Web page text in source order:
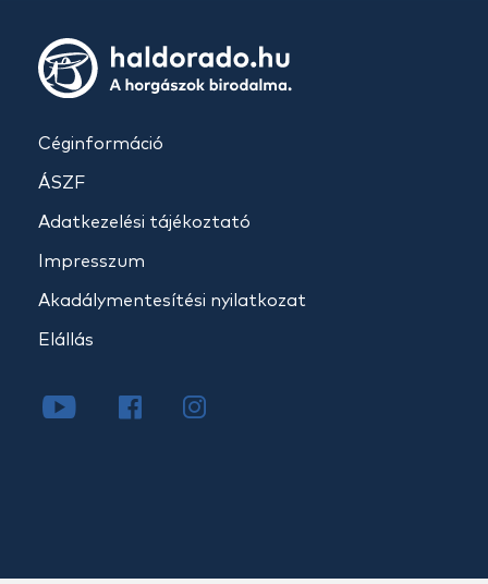
Céginformáció
ÁSZF
Adatkezelési tájékoztató
Impresszum
Akadálymentesítési nyilatkozat
Elállás